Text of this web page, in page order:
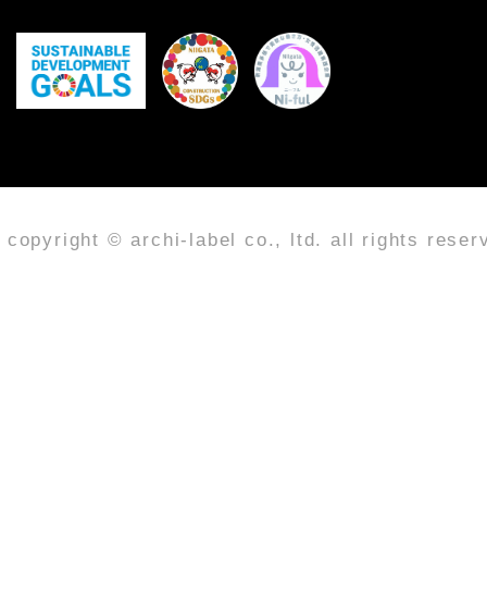
copyright © archi-label co., ltd. all rights